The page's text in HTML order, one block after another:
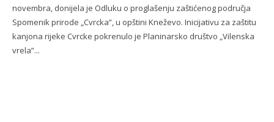
novembra, donijela je Odluku o proglašenju zaštićenog područja
Spomenik prirode „Cvrcka”, u opštini Kneževo. Inicijativu za zaštitu
kanjona rijeke Cvrcke pokrenulo je Planinarsko društvo „Vilenska
vrela”...